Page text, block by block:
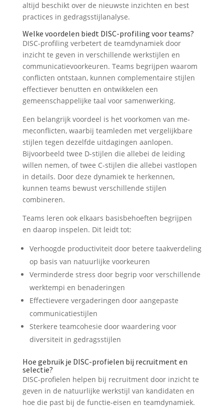
altijd beschikt over de nieuwste inzichten en best
practices in gedragsstijlanalyse.
Welke voordelen biedt DISC-profiling voor teams?
DISC-profiling verbetert de teamdynamiek door
inzicht te geven in verschillende werkstijlen en
communicatievoorkeuren. Teams begrijpen waarom
conflicten ontstaan, kunnen complementaire stijlen
effectiever benutten en ontwikkelen een
gemeenschappelijke taal voor samenwerking.
Een belangrijk voordeel is het voorkomen van me-
meconflicten, waarbij teamleden met vergelijkbare
stijlen tegen dezelfde uitdagingen aanlopen.
Bijvoorbeeld twee D-stijlen die allebei de leiding
willen nemen, of twee C-stijlen die allebei vastlopen
in details. Door deze dynamiek te herkennen,
kunnen teams bewust verschillende stijlen
combineren.
Teams leren ook elkaars basisbehoeften begrijpen
en daarop inspelen. Dit leidt tot:
Verhoogde productiviteit door betere taakverdeling
op basis van natuurlijke voorkeuren
Verminderde stress door begrip voor verschillende
werktempi en benaderingen
Effectievere vergaderingen door aangepaste
communicatiestijlen
Sterkere teamcohesie door waardering voor
diversiteit in gedragsstijlen
Hoe gebruik je DISC-profielen bij recruitment en
selectie?
DISC-profielen helpen bij recruitment door inzicht te
geven in de natuurlijke werkstijl van kandidaten en
hoe die past bij de functie-eisen en teamdynamiek.